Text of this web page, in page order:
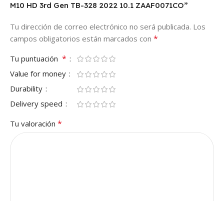
M10 HD 3rd Gen TB-328 2022 10.1 ZAAF0071CO”
Tu dirección de correo electrónico no será publicada. Los
campos obligatorios están marcados con *
Tu puntuación *
Value for money
Durability
Delivery speed
Tu valoración *